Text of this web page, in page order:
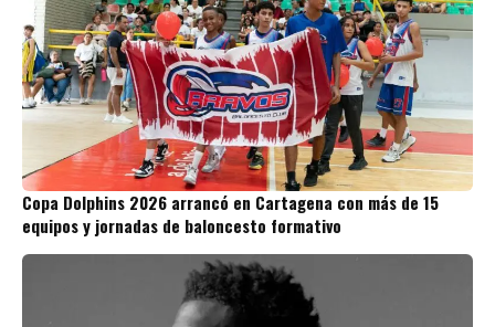
Copa Dolphins 2026 arrancó en Cartagena con más de 15
equipos y jornadas de baloncesto formativo